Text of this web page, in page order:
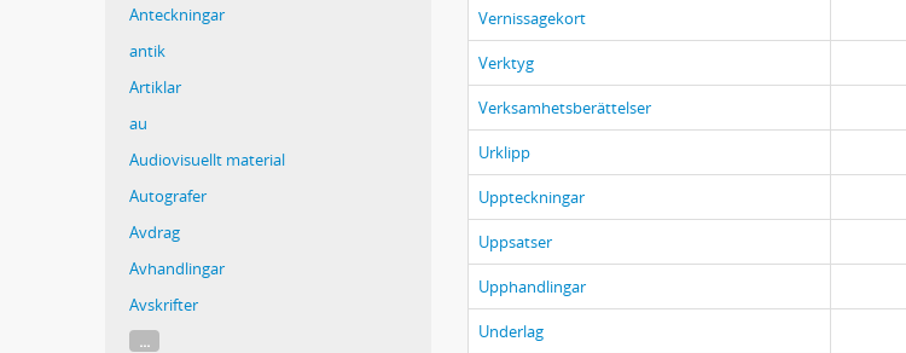
Anteckningar
antik
Artiklar
au
Audiovisuellt material
Autografer
Avdrag
Avhandlingar
Avskrifter
...
Vernissagekort
Verktyg
Verksamhetsberättelser
Urklipp
Uppteckningar
Uppsatser
Upphandlingar
Underlag